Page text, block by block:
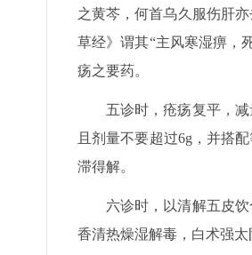
之黄芩，何首乌久服伤肝
草经》谓其“主风寒湿痹，
疡之要药。
五诊时，疮疡复平，
且剂量不要超过6g，并搭
滞得解。
六诊时，以清解五皮
香清热燥湿解毒，白术强太